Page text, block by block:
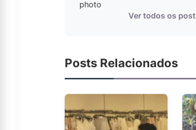
Ver todos os
Posts Relacionados